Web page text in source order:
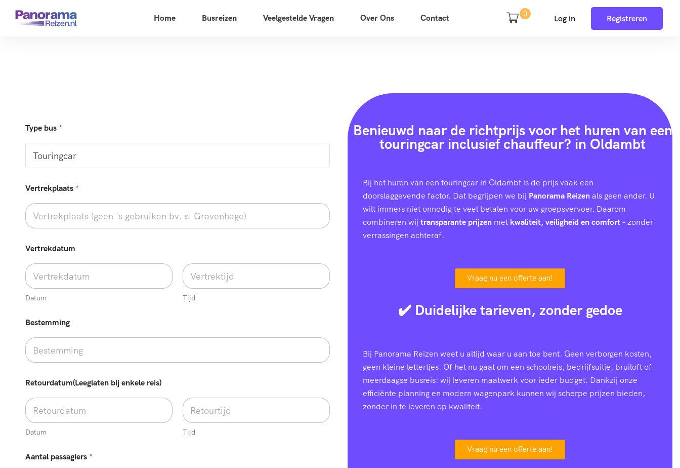
Home Busreizen Veelgestelde Vragen Over Ons Contact 0 Log in Registreren
Type bus *
Vertrekplaats *
a
t
a
O
m
e
k
i
e
/
S
p
e
i
f
Vertrekdatum
Datum Tijd
Bestemming
Retourdatum(Leeglaten bij enkele reis)
Datum Tijd
Aantal passagiers *
Benieuwd naar de richtprijs voor het huren van een
touringcar inclusief chauffeur? in Oldambt
Bij het huren van een touringcar in Oldambt is de prijs vaak een
doorslaggevende factor. Dat begrijpen we bij Panorama Reizenals geen ander. U
wilt immers niet onnodig te veel betalen voor uw groepsvervoer. Daarom
combineren wij transparante prijzen met kwaliteit, veiligheid en comfort– zonder
verrassingen achteraf.
Vraag nu een offerte aan!
✔️ Duidelijke tarieven, zonder gedoe
Bij Panorama Reizen weet u altijd waar u aan toe bent. Geen verborgen kosten,
geen kleine lettertjes. Of het nu gaat om een schoolreis, bedrijfsuitje, bruiloft of
meerdaagse busreis: wij leveren maatwerk voor ieder budget. Dankzij onze
efficiënte planning en modern wagenpark kunnen wij scherpe prijzen bieden,
zonder in te leveren op kwaliteit.
Vraag nu een offerte aan!